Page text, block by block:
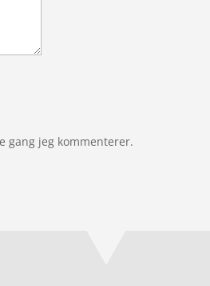
gang jeg kommenterer.